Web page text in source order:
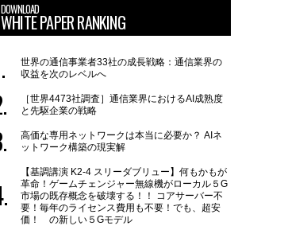
DOWNLOAD
WHITE PAPER RANKING
世界の通信事業者33社の成長戦略：通信業界の
収益を次のレベルへ
［世界4473社調査］通信業界におけるAI成熟度
と先駆企業の戦略
高価な専用ネットワークは本当に必要か？ AIネ
ットワーク構築の現実解
【基調講演 K2-4 スリーダブリュー】何もかもが
革命！ゲームチェンジャー無線機がローカル５G
市場の既存概念を破壊する！！ コアサーバー不
要！毎年のライセンス費用も不要！でも、超安
価！ の新しい５Gモデル